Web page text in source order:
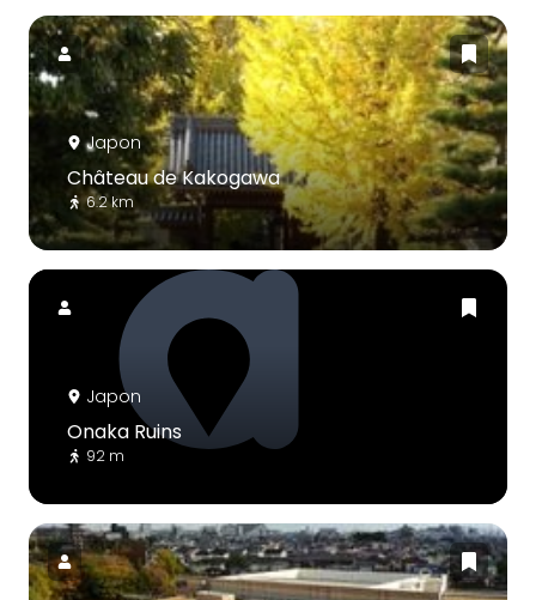
Japon
Château de Kakogawa
6.2 km
Japon
Onaka Ruins
92 m